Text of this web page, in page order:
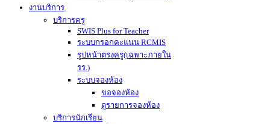
งานบริการ
บริการครู
SWIS Plus for Teacher
ระบบกรอกคะแนน RCMIS
รูปหน้าตรงครู(เฉพาะภายใน
รร.)
ระบบจองห้อง
ขอจองห้อง
ดูรายการจองห้อง
บริการนักเรียน